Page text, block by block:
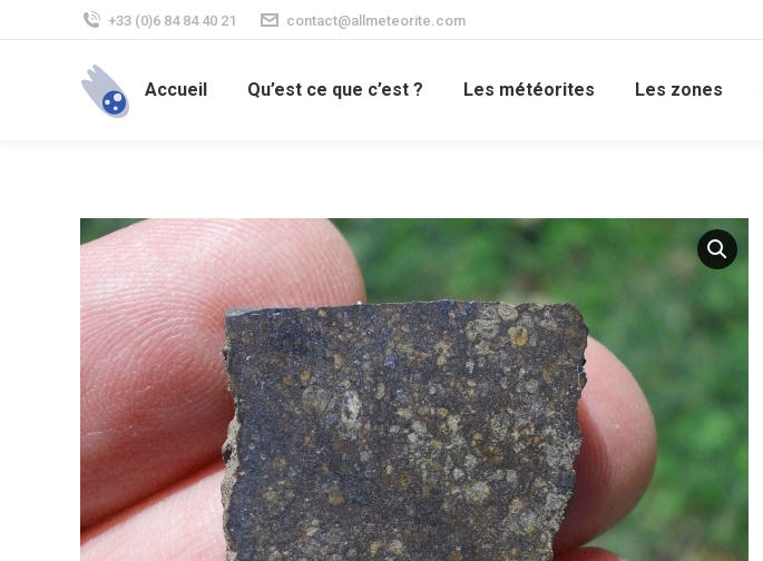
+33 (0)6 84 84 40 21 contact@allmeteorite.com
Accueil Qu’est ce que c’est ? Les météorites Les zones